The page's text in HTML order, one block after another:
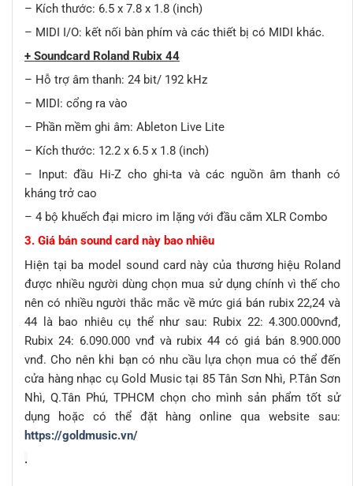
– Kích thước: 6.5 x 7.8 x 1.8 (inch)
– MIDI I/O: kết nối bàn phím và các thiết bị có MIDI khác.
+ Soundcard Roland Rubix 44
– Hỗ trợ âm thanh: 24 bit/ 192 kHz
– MIDI: cổng ra vào
– Phần mềm ghi âm: Ableton Live Lite
– Kích thước: 12.2 x 6.5 x 1.8 (inch)
– Input: đầu Hi-Z cho ghi-ta và các nguồn âm thanh có
kháng trở cao
– 4 bộ khuếch đại micro im lặng với đầu cắm XLR Combo
3. Giá bán sound card này bao nhiêu
Hiện tại ba model sound card này của thương hiệu Roland
được nhiều người dùng chọn mua sử dụng chính vì thế cho
nên có nhiều người thắc mắc về mức giá bán rubix 22,24 và
44 là bao nhiêu cụ thể như sau: Rubix 22: 4.300.000vnđ,
Rubix 24: 6.090.000 vnđ và rubix 44 có giá bán 8.900.000
vnđ. Cho nên khi bạn có nhu cầu lựa chọn mua có thể đến
cửa hàng nhạc cụ Gold Music tại 85 Tân Sơn Nhì, P.Tân Sơn
Nhì, Q.Tân Phú, TPHCM chọn cho mình sản phẩm tốt sử
dụng hoặc có thể đặt hàng online qua website sau:
https://goldmusic.vn/
.